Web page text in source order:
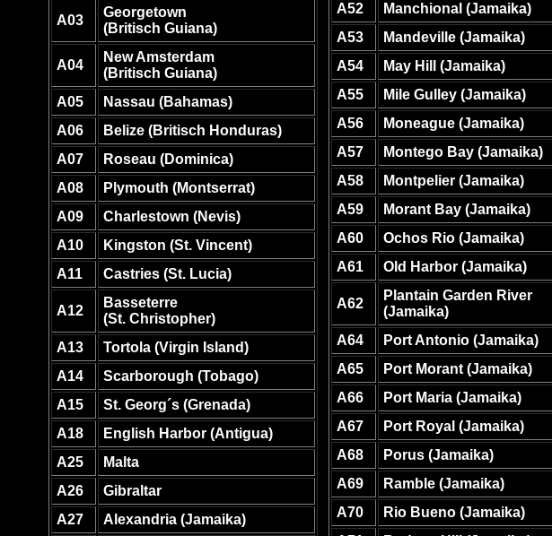
A03
Georgetown
(Britisch Guiana)
A04
New Amsterdam
(Britisch Guiana)
A05
Nassau (Bahamas)
A06
Belize (Britisch Honduras)
A07
Roseau (Dominica)
A08
Plymouth (Montserrat)
A09
Charlestown (Nevis)
A10
Kingston (St. Vincent)
A11
Castries (St. Lucia)
A12
Basseterre
(St. Christopher)
A13
Tortola (Virgin Island)
A14
Scarborough (Tobago)
A15
St. Georg´s (Grenada)
A18
English Harbor (Antigua)
A25
Malta
A26
Gibraltar
A27
Alexandria (Jamaika)
A52
Manchional (Jamaika)
A53
Mandeville (Jamaika)
A54
May Hill (Jamaika)
A55
Mile Gulley (Jamaika)
A56
Moneague (Jamaika)
A57
Montego Bay (Jamaika)
A58
Montpelier (Jamaika)
A59
Morant Bay (Jamaika)
A60
Ochos Rio (Jamaika)
A61
Old Harbor (Jamaika)
A62
Plantain Garden River
(Jamaika)
A64
Port Antonio (Jamaika)
A65
Port Morant (Jamaika)
A66
Port Maria (Jamaika)
A67
Port Royal (Jamaika)
A68
Porus (Jamaika)
A69
Ramble (Jamaika)
A70
Rio Bueno (Jamaika)